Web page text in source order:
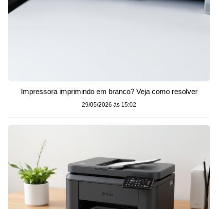
Impressora imprimindo em branco? Veja como resolver
29/05/2026 às 15:02